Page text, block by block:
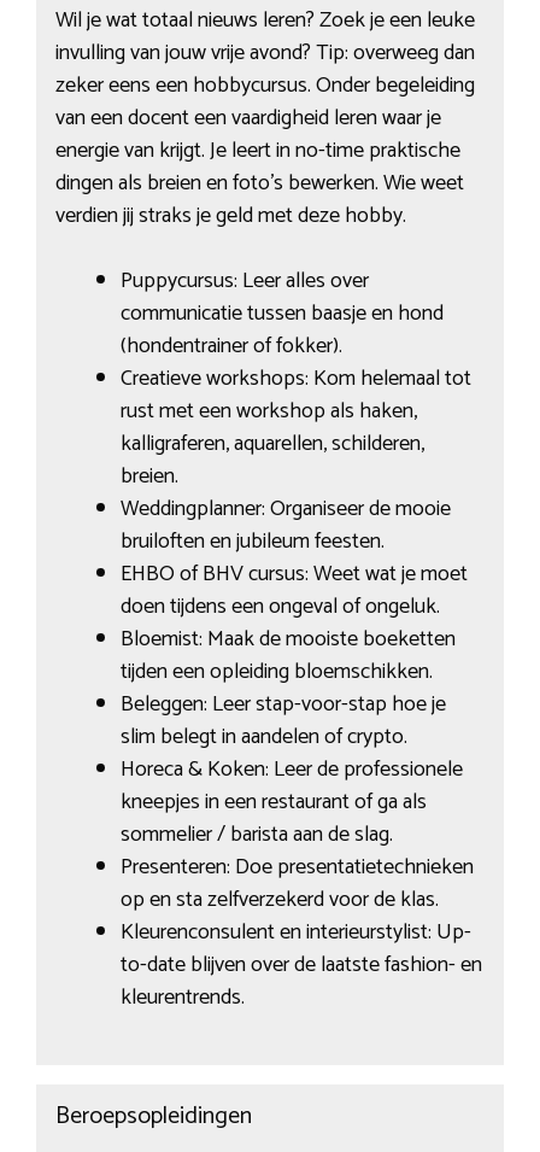
Wil je wat totaal nieuws leren? Zoek je een leuke
invulling van jouw vrije avond? Tip: overweeg dan
zeker eens een hobbycursus. Onder begeleiding
van een docent een vaardigheid leren waar je
energie van krijgt. Je leert in no-time praktische
dingen als breien en foto’s bewerken. Wie weet
verdien jij straks je geld met deze hobby.
Puppycursus: Leer alles over
communicatie tussen baasje en hond
(hondentrainer of fokker).
Creatieve workshops: Kom helemaal tot
rust met een workshop als haken,
kalligraferen, aquarellen, schilderen,
breien.
Weddingplanner: Organiseer de mooie
bruiloften en jubileum feesten.
EHBO of BHV cursus: Weet wat je moet
doen tijdens een ongeval of ongeluk.
Bloemist: Maak de mooiste boeketten
tijden een opleiding bloemschikken.
Beleggen: Leer stap-voor-stap hoe je
slim belegt in aandelen of crypto.
Horeca & Koken: Leer de professionele
kneepjes in een restaurant of ga als
sommelier / barista aan de slag.
Presenteren: Doe presentatietechnieken
op en sta zelfverzekerd voor de klas.
Kleurenconsulent en interieurstylist: Up-
to-date blijven over de laatste fashion- en
kleurentrends.
Beroepsopleidingen